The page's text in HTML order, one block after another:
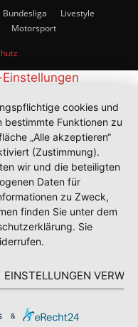
Bundesliga
Livestyle
Motorsport
cookies und
bestimmte Funktionen zu
„Alle akzeptieren“
(Zustimmung).
wir und die beteiligten
Daten für
zu Zweck,
finden Sie unter dem
Sie
EINSTELLUNGEN
&